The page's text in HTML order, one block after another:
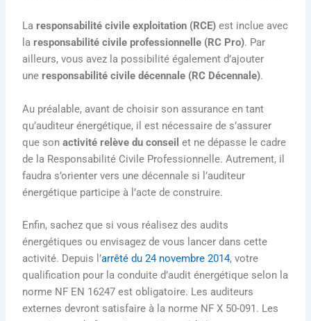
Laresponsabilité civile exploitation (RCE) est inclue avec
laresponsabilité civile professionnelle (RC Pro). Par
ailleurs, vous avez la possibilité également d’ajouter
uneresponsabilité civile décennale (RC Décennale).
Au préalable, avant de choisir son assurance en tant
qu’auditeur énergétique, il est nécessaire de s’assurer
que sonactivité relève du conseil et ne dépasse le cadre
de la Responsabilité Civile Professionnelle. Autrement, il
faudra s’orienter vers une décennale si l’auditeur
énergétique participe à l’acte de construire.
Enfin, sachez que si vous réalisez des audits
énergétiques ou envisagez de vous lancer dans cette
activité. Depuis l’arrêté du 24 novembre 2014, votre
qualification pour la conduite d’audit énergétique selon la
norme NF EN 16247 est obligatoire. Les auditeurs
externes devront satisfaire à la norme NF X 50-091. Les